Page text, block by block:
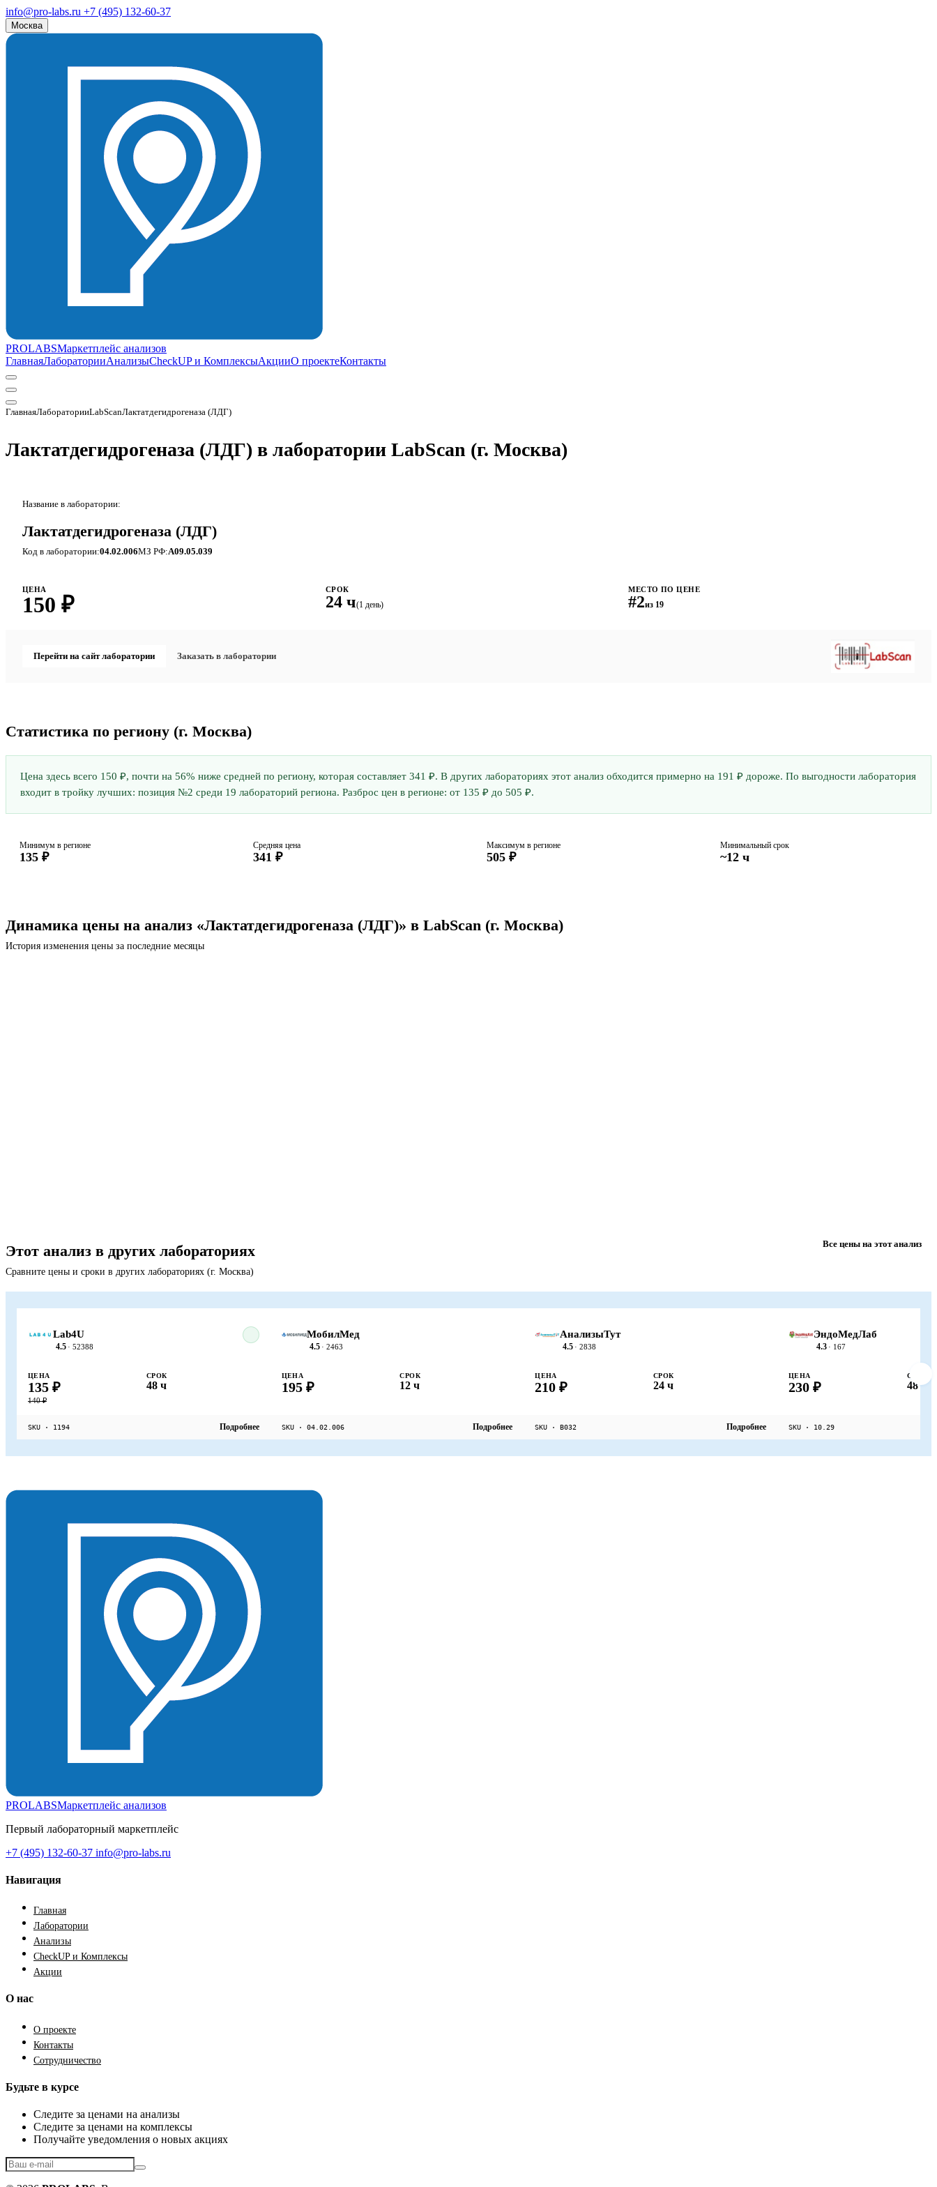
info@pro-labs.ru +7 (495) 132-60-37
Москва
PROLABSМаркетплейс анализов
ГлавнаяЛабораторииАнализыCheckUP и КомплексыАкцииО проектеКонтакты
ГлавнаяЛабораторииLabScanЛактатдегидрогеназа (ЛДГ)
Лактатдегидрогеназа (ЛДГ) в лаборатории LabScan (г. Москва)
Название в лаборатории:
Лактатдегидрогеназа (ЛДГ)
Код в лаборатории:04.02.006МЗ РФ:A09.05.039
ЦЕНА
150 ₽
СРОК
24 ч(1 день)
МЕСТО ПО ЦЕНЕ
#2из 19
Перейти на сайт лаборатории Заказать в лаборатории
Статистика по региону (г. Москва)
Цена здесь всего 150 ₽, почти на 56% ниже средней по региону, которая составляет 341 ₽. В других лабораториях этот анализ обходится примерно на 191 ₽ дороже. По выгодности лаборатория
входит в тройку лучших: позиция №2 среди 19 лабораторий региона. Разброс цен в регионе: от 135 ₽ до 505 ₽.
Минимум в регионе
135 ₽
Средняя цена
341 ₽
Максимум в регионе
505 ₽
Минимальный срок
~12 ч
Динамика цены на анализ «Лактатдегидрогеназа (ЛДГ)» в LabScan (г. Москва)
История изменения цены за последние месяцы
Этот анализ в других лабораториях Все цены на этот анализ
Сравните цены и сроки в других лабораториях (г. Москва)
Lab4U
4.5 · 52388
ЦЕНА
135 ₽
140 ₽
СРОК
48 ч
SKU · 1194 Подробнее
МобилМед
4.5 · 2463
ЦЕНА
195 ₽
СРОК
12 ч
SKU · 04.02.006 Подробнее
АнализыТут
4.5 · 2838
ЦЕНА
210 ₽
СРОК
24 ч
SKU · B032 Подробнее
ЭндоМедЛаб
4.3 · 167
ЦЕНА
230 ₽
СРОК
48 ч
SKU · 10.29
PROLABSМаркетплейс анализов
Первый лабораторный маркетплейс
+7 (495) 132-60-37 info@pro-labs.ru
Навигация
Главная
Лаборатории
Анализы
CheckUP и Комплексы
Акции
О нас
О проекте
Контакты
Сотрудничество
Будьте в курсе
Следите за ценами на анализы
Следите за ценами на комплексы
Получайте уведомления о новых акциях